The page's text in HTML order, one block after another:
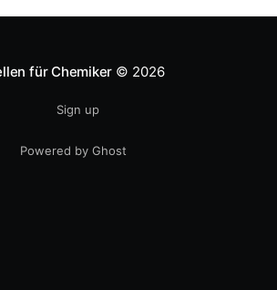
für Chemiker © 2026
Sign up
Powered by Ghost